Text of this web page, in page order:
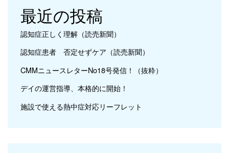
最近の投稿
認知症正しく理解（読売新聞）
認知症患者 否定せずケア（読売新聞）
CMMニュースレターNo18号発信！（抜粋）
デイの運営指導、本格的に開始！
施設で使える熱中症対応リーフレット